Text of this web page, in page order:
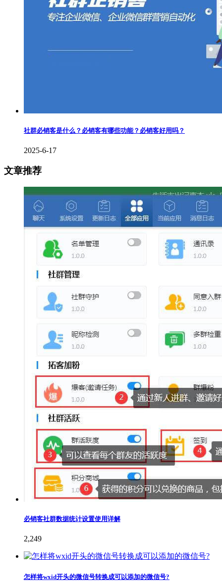
社群必销客是什么？必销客有哪些功能？必销客好用吗？
2025-6-17
文章推荐
必销客社群数据统计设置使用详解
2,249
怎样将wxid开头的微信号转换成可以添加的微信号?